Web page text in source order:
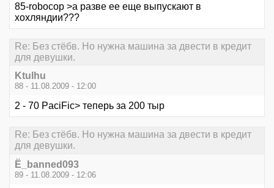
85-robocop >а разве ее еще выпускают в
хохляндии???
Re: Без стёбв. Но нужна машина за двести в кредит
для девушки.
Ktulhu
88 - 11.08.2009 - 12:00
2 - 70 PaciFic> теперь за 200 тыр
Re: Без стёбв. Но нужна машина за двести в кредит
для девушки.
Ё_banned093
89 - 11.08.2009 - 12:06